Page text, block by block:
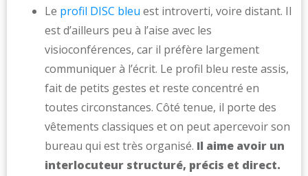
Le profil DISC bleu est introverti, voire distant. Il
est d’ailleurs peu à l’aise avec les
visioconférences, car il préfère largement
communiquer à l’écrit. Le profil bleu reste assis,
fait de petits gestes et reste concentré en
toutes circonstances. Côté tenue, il porte des
vêtements classiques et on peut apercevoir son
bureau qui est très organisé. Il aime avoir un
interlocuteur structuré, précis et direct.